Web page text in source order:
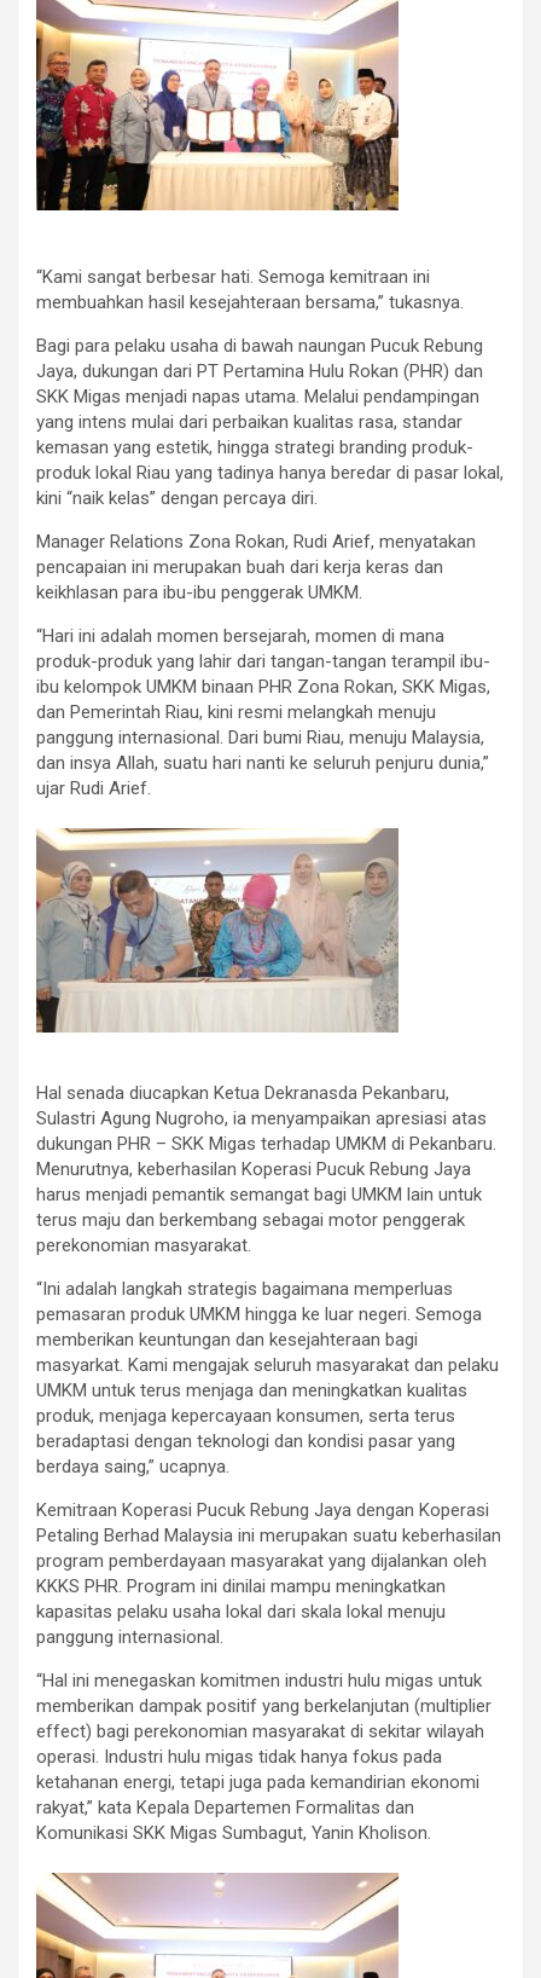
“Kami sangat berbesar hati. Semoga kemitraan ini
membuahkan hasil kesejahteraan bersama,” tukasnya.
Bagi para pelaku usaha di bawah naungan Pucuk Rebung
Jaya, dukungan dari PT Pertamina Hulu Rokan (PHR) dan
SKK Migas menjadi napas utama. Melalui pendampingan
yang intens mulai dari perbaikan kualitas rasa, standar
kemasan yang estetik, hingga strategi branding produk-
produk lokal Riau yang tadinya hanya beredar di pasar lokal,
kini “naik kelas” dengan percaya diri.
Manager Relations Zona Rokan, Rudi Arief, menyatakan
pencapaian ini merupakan buah dari kerja keras dan
keikhlasan para ibu-ibu penggerak UMKM.
“Hari ini adalah momen bersejarah, momen di mana
produk-produk yang lahir dari tangan-tangan terampil ibu-
ibu kelompok UMKM binaan PHR Zona Rokan, SKK Migas,
dan Pemerintah Riau, kini resmi melangkah menuju
panggung internasional. Dari bumi Riau, menuju Malaysia,
dan insya Allah, suatu hari nanti ke seluruh penjuru dunia,”
ujar Rudi Arief.
Hal senada diucapkan Ketua Dekranasda Pekanbaru,
Sulastri Agung Nugroho, ia menyampaikan apresiasi atas
dukungan PHR – SKK Migas terhadap UMKM di Pekanbaru.
Menurutnya, keberhasilan Koperasi Pucuk Rebung Jaya
harus menjadi pemantik semangat bagi UMKM lain untuk
terus maju dan berkembang sebagai motor penggerak
perekonomian masyarakat.
“Ini adalah langkah strategis bagaimana memperluas
pemasaran produk UMKM hingga ke luar negeri. Semoga
memberikan keuntungan dan kesejahteraan bagi
masyarkat. Kami mengajak seluruh masyarakat dan pelaku
UMKM untuk terus menjaga dan meningkatkan kualitas
produk, menjaga kepercayaan konsumen, serta terus
beradaptasi dengan teknologi dan kondisi pasar yang
berdaya saing,” ucapnya.
Kemitraan Koperasi Pucuk Rebung Jaya dengan Koperasi
Petaling Berhad Malaysia ini merupakan suatu keberhasilan
program pemberdayaan masyarakat yang dijalankan oleh
KKKS PHR. Program ini dinilai mampu meningkatkan
kapasitas pelaku usaha lokal dari skala lokal menuju
panggung internasional.
“Hal ini menegaskan komitmen industri hulu migas untuk
memberikan dampak positif yang berkelanjutan (multiplier
effect) bagi perekonomian masyarakat di sekitar wilayah
operasi. Industri hulu migas tidak hanya fokus pada
ketahanan energi, tetapi juga pada kemandirian ekonomi
rakyat,” kata Kepala Departemen Formalitas dan
Komunikasi SKK Migas Sumbagut, Yanin Kholison.